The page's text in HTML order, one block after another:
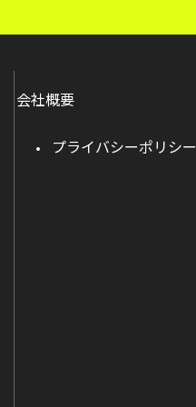
会社概要
プライバシーポリシー